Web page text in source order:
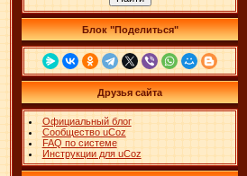
Блок "Поделиться"
Друзья сайта
Официальный блог
Сообщество uCoz
FAQ по системе
Инструкции для uCoz